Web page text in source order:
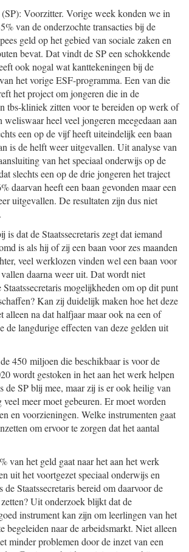
(SP): Voorzitter. Vorige week konden we in
van de onderzochte transacties bij de
geld op het gebied van sociale zaken en
bevat. Dat vindt de SP een schokkende
ook nogal wat kanttekeningen bij de
het vorige ESF-programma. Een van die
het project om jongeren die in de
tbs-kliniek zitten voor te bereiden op werk of
heel veel jongeren meegedaan aan
een op de vijf heeft uiteindelijk een baan
is de helft weer uitgevallen. Uit analyse van
van het speciaal onderwijs op de
slechts een op de drie jongeren het traject
daarvan heeft een baan gevonden maar een
uitgevallen. De resultaten zijn dus niet
is dat de Staatssecretaris zegt dat iemand
is als hij of zij een baan voor zes maanden
veel werklozen vinden wel een baan voor
vallen daarna weer uit. Dat wordt niet
mogelijkheden om op dit punt
Kan zij duidelijk maken hoe het deze
alleen na dat halfjaar maar ook na een of
de langdurige effecten van deze gelden uit
450 miljoen die beschikbaar is voor de
wordt gestoken in het aan het werk helpen
de SP blij mee, maar zij is er ook heilig van
meer moet gebeuren. Er moet worden
en voorzieningen. Welke instrumenten gaat
om ervoor te zorgen dat het aantal
van het geld gaat naar het aan het werk
uit het voortgezet speciaal onderwijs en
Staatssecretaris bereid om daarvoor de
Uit onderzoek blijkt dat de
instrument kan zijn om leerlingen van het
begeleiden naar de arbeidsmarkt. Niet alleen
minder problemen door de inzet van een